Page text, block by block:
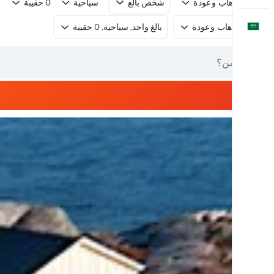
العَرَبِيَّة
رحلة ذهاب وعودة شخص بالغ سياحية 0 حقيبة
رحلة ذهاب وعودة بالغ واحد, سياحية, 0 حقيبة